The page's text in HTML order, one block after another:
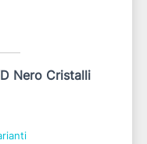
Nero Cristalli